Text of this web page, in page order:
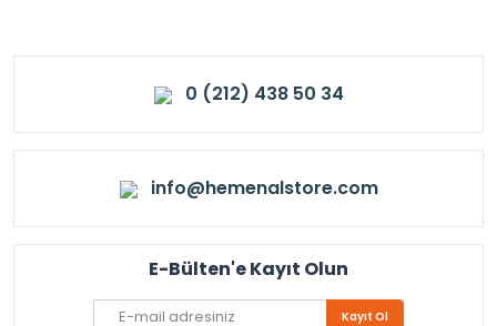
0 (212) 438 50 34
info@hemenalstore.com
E-Bülten'e Kayıt Olun
Kayıt Ol